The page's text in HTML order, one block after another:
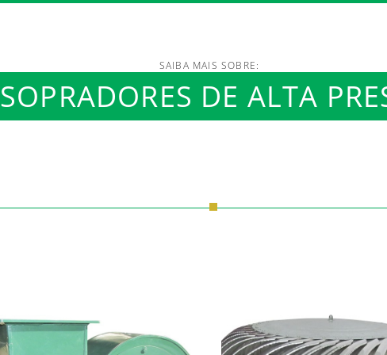
SAIBA MAIS SOBRE:
SOPRADORES DE ALTA